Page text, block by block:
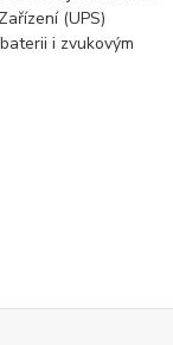
(UPS)
i zvukovým